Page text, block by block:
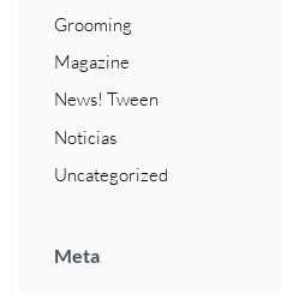
Grooming
Magazine
News! Tween
Noticias
Uncategorized
Meta